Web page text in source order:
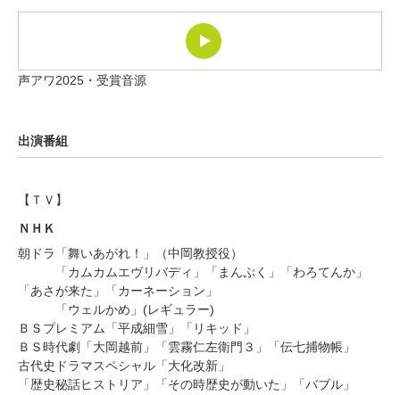
声アワ2025・受賞音源
出演番組
【ＴＶ】
ＮＨＫ
朝ドラ「舞いあがれ！」（中岡教授役）
「カムカムエヴリバディ」「まんぷく」「わろてんか」
「あさが来た」「カーネーション」
「ウェルかめ」(レギュラー)
ＢＳプレミアム「平成細雪」「リキッド」
ＢＳ時代劇「大岡越前」「雲霧仁左衛門３」「伝七捕物帳」
古代史ドラマスペシャル「大化改新」
「歴史秘話ヒストリア」「その時歴史が動いた」「バブル」